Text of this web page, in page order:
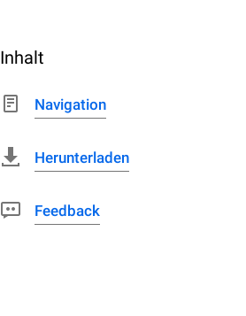
Inhalt
Navigation
Herunterladen
Feedback